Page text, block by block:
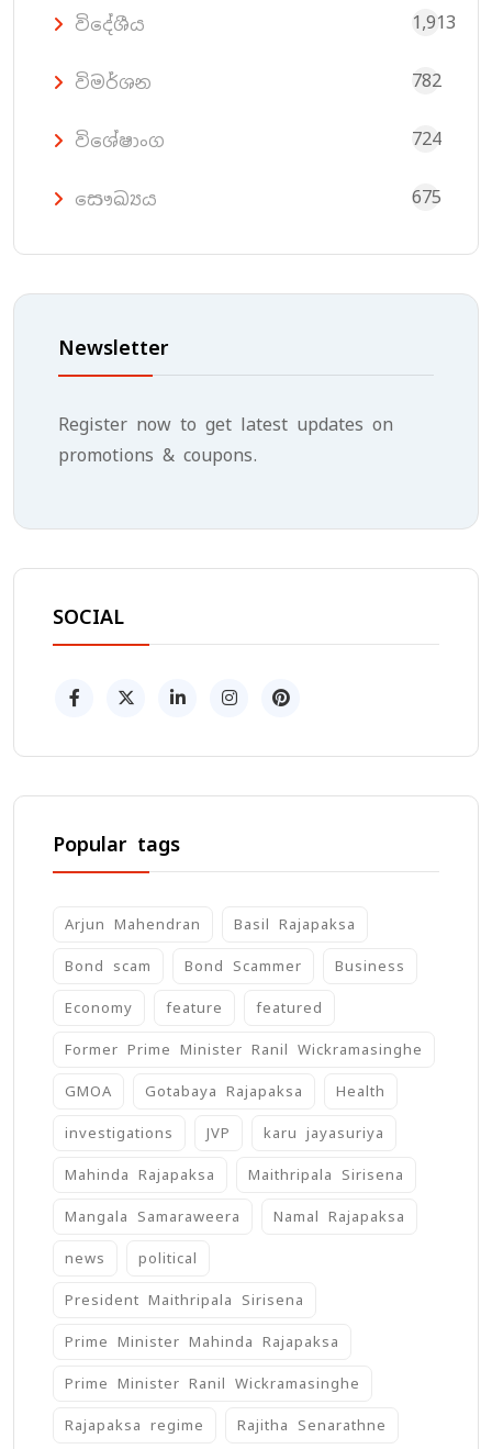
විදේශීය 1,913
විමර්ශන 782
විශේෂාංග 724
සෞඛ්‍යය 675
Newsletter
Register now to get latest updates on
promotions & coupons.
SOCIAL
Popular tags
Arjun Mahendran Basil Rajapaksa
Bond scam Bond Scammer Business
Economy feature featured
Former Prime Minister Ranil Wickramasinghe
GMOA Gotabaya Rajapaksa Health
investigations JVP karu jayasuriya
Mahinda Rajapaksa Maithripala Sirisena
Mangala Samaraweera Namal Rajapaksa
news political
President Maithripala Sirisena
Prime Minister Mahinda Rajapaksa
Prime Minister Ranil Wickramasinghe
Rajapaksa regime Rajitha Senarathne